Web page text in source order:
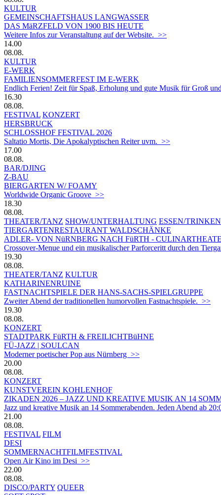
KULTUR
GEMEINSCHAFTSHAUS LANGWASSER
DAS MäRZFELD VON 1900 BIS HEUTE
Weitere Infos zur Veranstaltung auf der Website. >>
14.00
08.08.
KULTUR
E-WERK
FAMILIENSOMMERFEST IM E-WERK
Endlich Ferien! Zeit für Spaß, Erholung und gute Musik für Groß
16.30
08.08.
FESTIVAL KONZERT
HERSBRUCK
SCHLOSSHOF FESTIVAL 2026
Saltatio Mortis, Die Apokalyptischen Reiter uvm. >>
17.00
08.08.
BAR/DJING
Z-BAU
BIERGARTEN W/ FOAMY
Worldwide Organic Groove >>
18.30
08.08.
THEATER/TANZ SHOW/UNTERHALTUNG ESSEN/TRINKEN
TIERGARTEN­RESTAURANT WALDSCHÄNKE
ADLER- VON NüRNBERG NACH FüRTH -
Crossover-Menue und ein musikalischer Parforceritt durch den
19.30
08.08.
THEATER/TANZ KULTUR
KATHARINENRUINE
FASTNACHTSPIELE DER HANS-SACHS-SPIELGRUPPE
Zweiter Abend der traditionellen humorvollen Fastnachtspiele. >>
19.30
08.08.
KONZERT
STADTPARK FüRTH & FREILICHTBüHNE
FÜ-JAZZ | SOULCAN
Moderner poetischer Pop aus Nürnberg >>
20.00
08.08.
KONZERT
KUNSTVEREIN KOHLENHOF
ZIKADEN 2026 – JAZZ UND KREATIVE MUSIK AN 14
Jazz und kreative Musik an 14 Sommerabenden. Jeden Abend ab
21.00
08.08.
FESTIVAL FILM
DESI
SOMMERNACHTFILMFESTIVAL
Open Air Kino im Desi >>
22.00
08.08.
DISCO/PARTY QUEER